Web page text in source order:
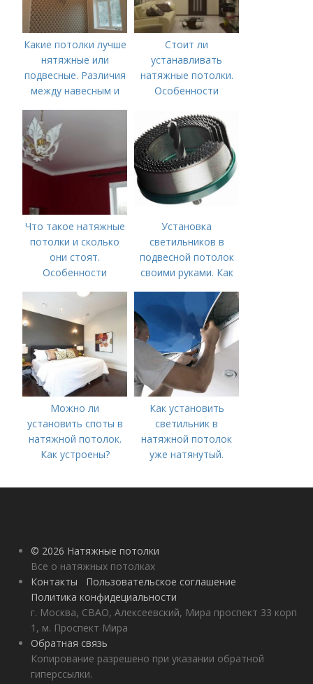
Какие потолки лучше
нятяжные или
подвесные. Различия
между навесным и
Стоит ли
устанавливать
натяжные потолки.
Особенности
Что такое натяжные
потолки и сколько
они стоят.
Особенности
Установка
светильников в
подвесной потолок
своими руками. Как
светильники в
гипсокартон?
Можно ли
установить споты в
натяжной потолок.
Как устроены?
Как установить
светильник в
натяжной потолок
уже натянутый.
задачи
© 2026 Натяжные потолки
Все о натяжных потолках
Контакты
Пользовательское соглашение
Политика конфидециальности
г. Москва, СВАО, Алексеевский, Мира проспект 33 корп
1, м. Проспект Мира
Обратная связь
Копирование разрешено при указании обратной
гиперссылки.